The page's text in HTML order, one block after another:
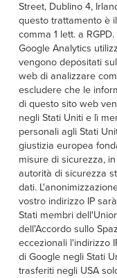
Street, Dublino 4,
questo trattamento è
comma 1 lett. a RGPD.
Google Analytics
vengono depositati
web di analizzare
escludere che le
di questo sito web
negli Stati Uniti e lì
personali agli Stati
giustizia europea
misure di sicurezza,
autorità di sicurezza
dati.
vostro indirizzo IP
Stati membri
dell'Accordo sullo
eccezionali l'indirizzo
di Google negli Stati
trasferiti negli USA